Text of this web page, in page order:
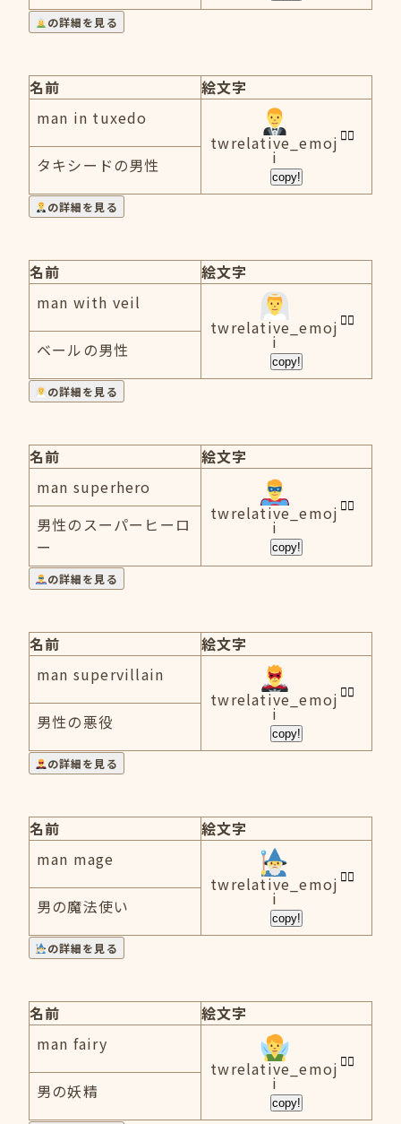
の詳細を見る
名前
絵文字
man in tuxedo
twrelative_emoj
i
copy!
タキシードの男性
の詳細を見る
名前
絵文字
man with veil
twrelative_emoj
i
copy!
ベールの男性
の詳細を見る
名前
絵文字
man superhero
twrelative_emoj
i
copy!
男性のスーパーヒーロ
ー
の詳細を見る
名前
絵文字
man supervillain
twrelative_emoj
i
copy!
男性の悪役
の詳細を見る
名前
絵文字
man mage
twrelative_emoj
i
copy!
男の魔法使い
の詳細を見る
名前
絵文字
man fairy
twrelative_emoj
i
copy!
男の妖精